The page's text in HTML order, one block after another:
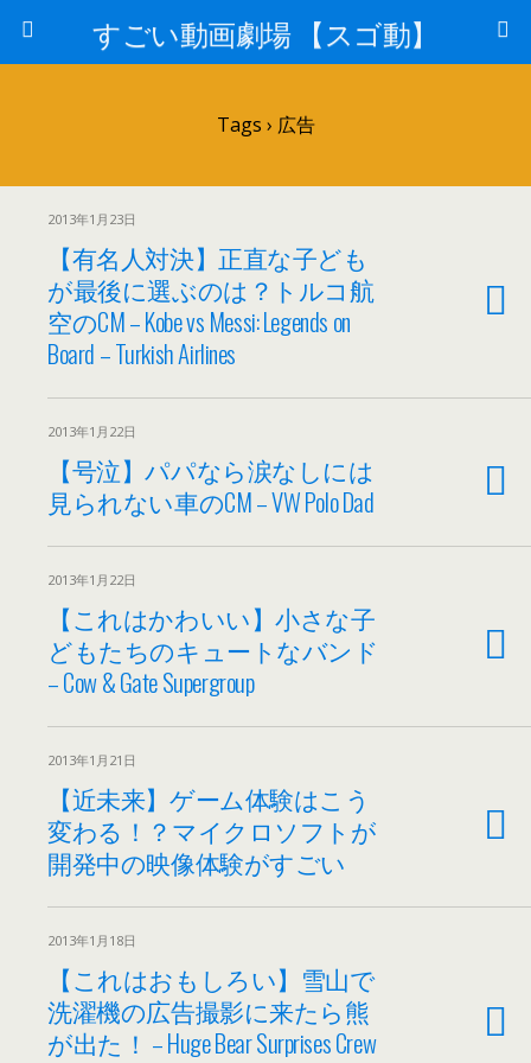
すごい動画劇場 【スゴ動】
Tags › 広告
2013年1月23日
【有名人対決】正直な子ども
が最後に選ぶのは？トルコ航
空のCM – Kobe vs Messi: Legends on
Board – Turkish Airlines
2013年1月22日
【号泣】パパなら涙なしには
見られない車のCM – VW Polo Dad
2013年1月22日
【これはかわいい】小さな子
どもたちのキュートなバンド
– Cow & Gate Supergroup
2013年1月21日
【近未来】ゲーム体験はこう
変わる！？マイクロソフトが
開発中の映像体験がすごい
2013年1月18日
【これはおもしろい】雪山で
洗濯機の広告撮影に来たら熊
が出た！ – Huge Bear Surprises Crew